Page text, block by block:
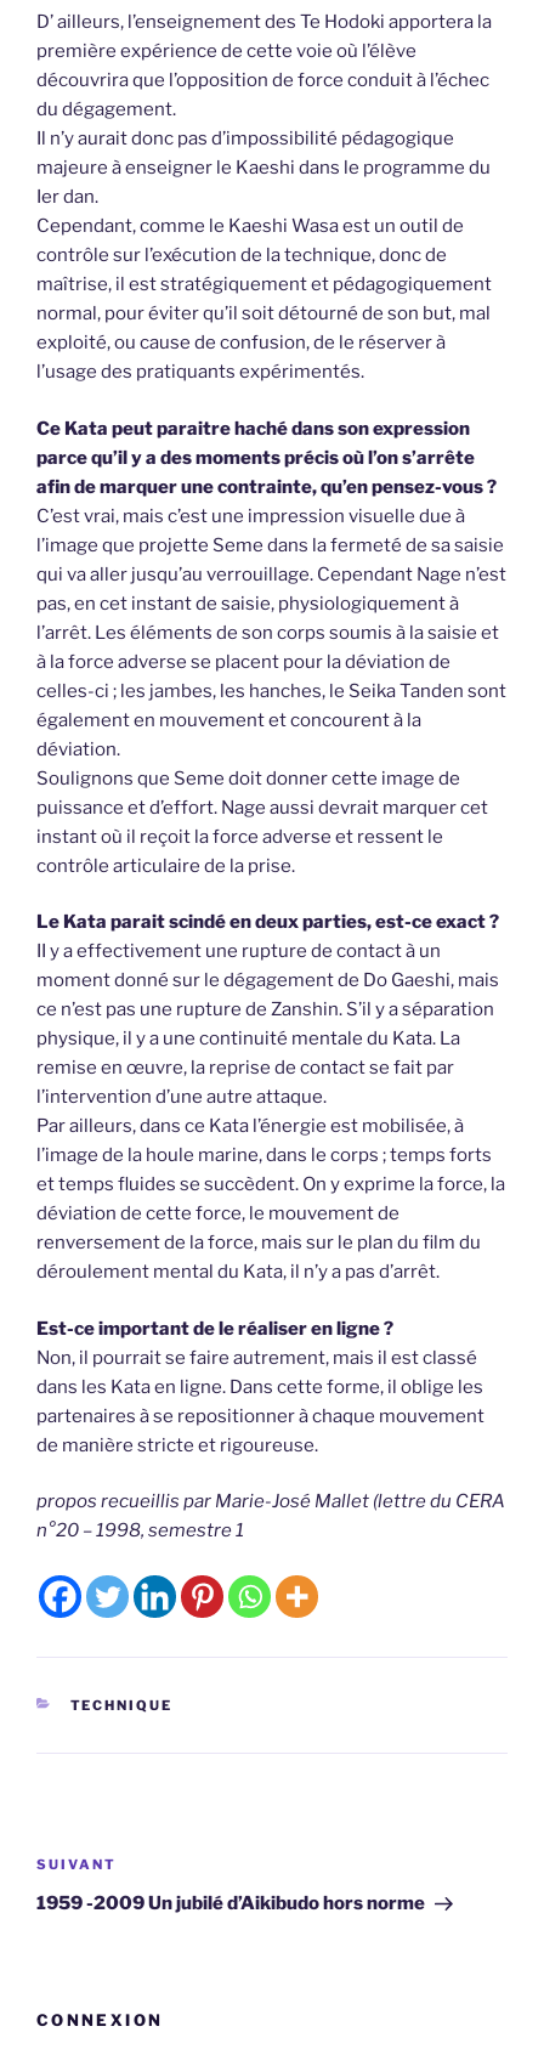
D’ ailleurs, l’enseignement des Te Hodoki apportera la
première expérience de cette voie où l’élève
découvrira que l’opposition de force conduit à l’échec
du dégagement.
Il n’y aurait donc pas d’impossibilité pédagogique
majeure à enseigner le Kaeshi dans le programme du
Ier dan.
Cependant, comme le Kaeshi Wasa est un outil de
contrôle sur l’exécution de la technique, donc de
maîtrise, il est stratégiquement et pédagogiquement
normal, pour éviter qu’il soit détourné de son but, mal
exploité, ou cause de confusion, de le réserver à
l’usage des pratiquants expérimentés.
Ce Kata peut paraitre haché dans son expression
parce qu’il y a des moments précis où l’on s’arrête
afin de marquer une contrainte, qu’en pensez-vous ?
C’est vrai, mais c’est une impression visuelle due à
l’image que projette Seme dans la fermeté de sa saisie
qui va aller jusqu’au verrouillage. Cependant Nage n’est
pas, en cet instant de saisie, physiologiquement à
l’arrêt. Les éléments de son corps soumis à la saisie et
à la force adverse se placent pour la déviation de
celles-ci ; les jambes, les hanches, le Seika Tanden sont
également en mouvement et concourent à la
déviation.
Soulignons que Seme doit donner cette image de
puissance et d’effort. Nage aussi devrait marquer cet
instant où il reçoit la force adverse et ressent le
contrôle articulaire de la prise.
Le Kata parait scindé en deux parties, est-ce exact ?
II y a effectivement une rupture de contact à un
moment donné sur le dégagement de Do Gaeshi, mais
ce n’est pas une rupture de Zanshin. S’il y a séparation
physique, il y a une continuité mentale du Kata. La
remise en œuvre, la reprise de contact se fait par
l’intervention d’une autre attaque.
Par ailleurs, dans ce Kata l’énergie est mobilisée, à
l’image de la houle marine, dans le corps ; temps forts
et temps fluides se succèdent. On y exprime la force, la
déviation de cette force, le mouvement de
renversement de la force, mais sur le plan du film du
déroulement mental du Kata, il n’y a pas d’arrêt.
Est-ce important de le réaliser en ligne ?
Non, il pourrait se faire autrement, mais il est classé
dans les Kata en ligne. Dans cette forme, il oblige les
partenaires à se repositionner à chaque mouvement
de manière stricte et rigoureuse.
propos recueillis par Marie-José Mallet (lettre du CERA
n°20 – 1998, semestre 1
CATÉGORIES
TECHNIQUE
de
l’article
Article
suivant
SUIVANT
1959 -2009 Un jubilé d’Aikibudo hors norme
CONNEXION